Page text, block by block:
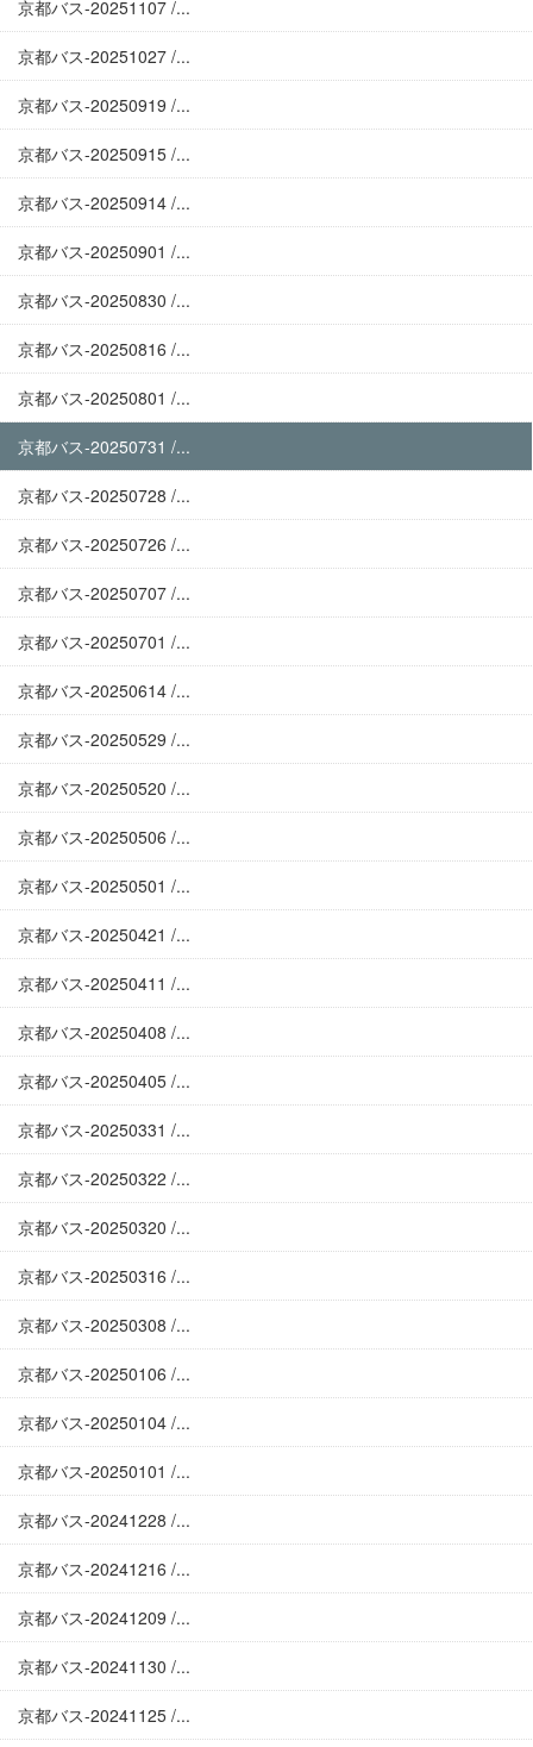
京都バス-20251107 /...
京都バス-20251027 /...
京都バス-20250919 /...
京都バス-20250915 /...
京都バス-20250914 /...
京都バス-20250901 /...
京都バス-20250830 /...
京都バス-20250816 /...
京都バス-20250801 /...
京都バス-20250731 /...
京都バス-20250728 /...
京都バス-20250726 /...
京都バス-20250707 /...
京都バス-20250701 /...
京都バス-20250614 /...
京都バス-20250529 /...
京都バス-20250520 /...
京都バス-20250506 /...
京都バス-20250501 /...
京都バス-20250421 /...
京都バス-20250411 /...
京都バス-20250408 /...
京都バス-20250405 /...
京都バス-20250331 /...
京都バス-20250322 /...
京都バス-20250320 /...
京都バス-20250316 /...
京都バス-20250308 /...
京都バス-20250106 /...
京都バス-20250104 /...
京都バス-20250101 /...
京都バス-20241228 /...
京都バス-20241216 /...
京都バス-20241209 /...
京都バス-20241130 /...
京都バス-20241125 /...